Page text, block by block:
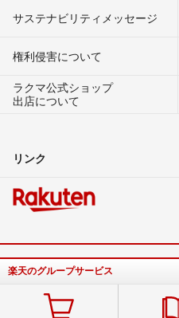
サステナビリティメッセージ
権利侵害について
ラクマ公式ショップ
出店について
リンク
楽天のグループサービス